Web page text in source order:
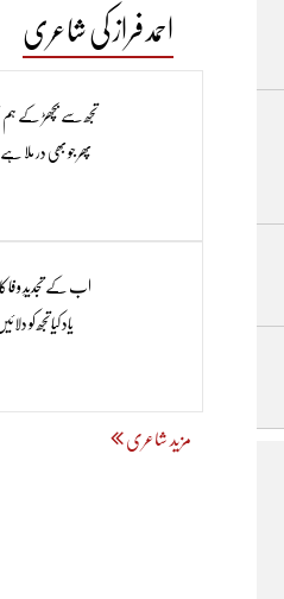
احمد فراز کی شاعری
تجھ سے بچھڑ کے ہم
پھر جو بھی در ملا
اب کے تجدیدِ وفا
یاد کیا تجھ کو
مزید شاعری